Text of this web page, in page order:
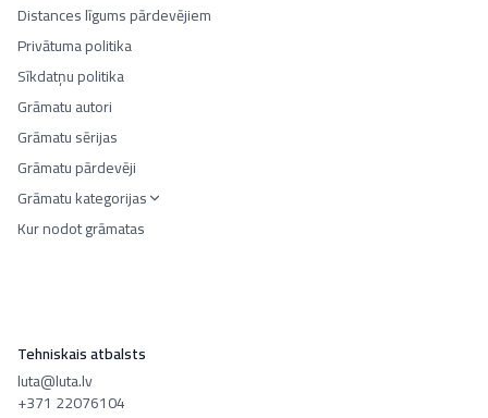
Distances līgums pārdevējiem
Privātuma politika
Sīkdatņu politika
Grāmatu autori
Grāmatu sērijas
Grāmatu pārdevēji
Grāmatu kategorijas
Kur nodot grāmatas
Tehniskais atbalsts
luta@luta.lv
+371 22076104